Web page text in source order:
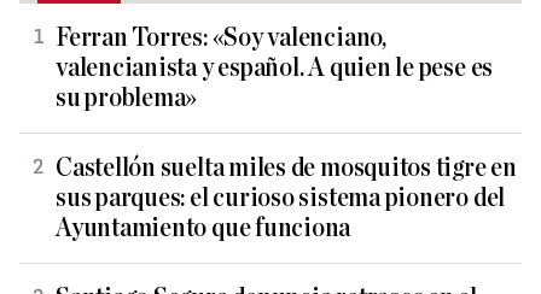
Ferran Torres: «Soy valenciano,
valencianista y español. A quien le pese es
su problema»
Castellón suelta miles de mosquitos tigre en
sus parques: el curioso sistema pionero del
Ayuntamiento que funciona